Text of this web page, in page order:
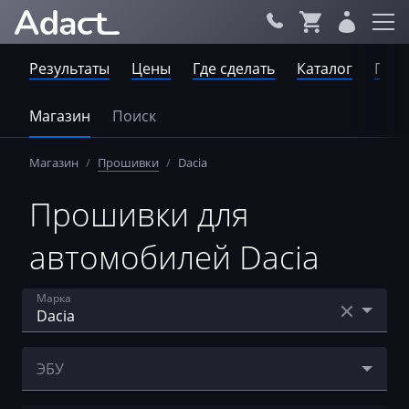
Результаты Цены Где сделать Каталог
Магазин Поиск
Магазин / Прошивки / Dacia
Прошивки для
автомобилей Dacia
Марка
ЭБУ